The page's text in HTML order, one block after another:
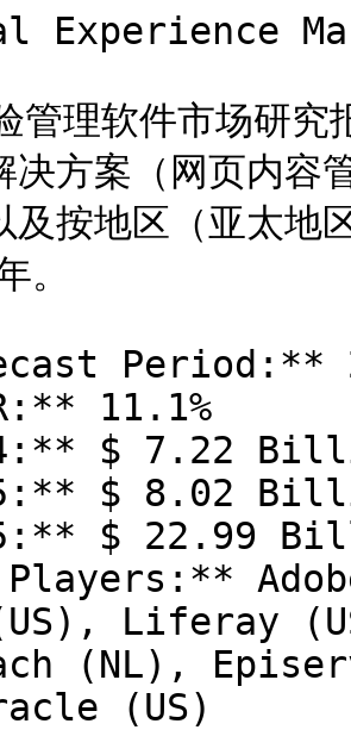
管理软件市场研究
决方案（网页内容
及按地区（亚太地
。
Period:**
11.1%
$ 7.22
$ 8.02
$ 22.99
Liferay
(NL),
(US)